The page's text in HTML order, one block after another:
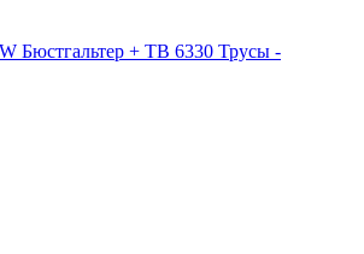
Бюстгальтер + TB 6330 Трусы -